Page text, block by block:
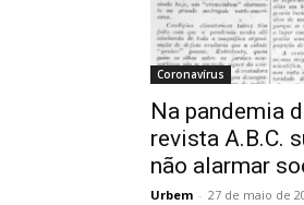
Coronavírus
Na pandemia
revista A.B.C.
não alarmar
Urbem - 27 de maio de